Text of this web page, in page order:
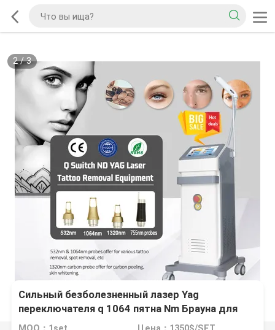
2/3
Сильный безболезненный лазер Yag
переключателя q 1064 пятна Nm Брауна для
салона красоты